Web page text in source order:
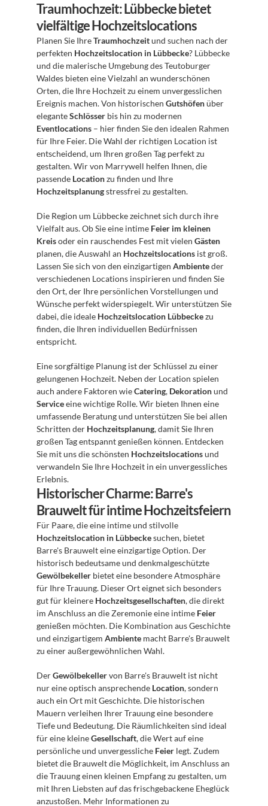
Traumhochzeit: Lübbecke bietet
vielfältige Hochzeitslocations
Planen Sie Ihre Traumhochzeit und suchen nach der
perfekten Hochzeitslocation in Lübbecke? Lübbecke
und die malerische Umgebung des Teutoburger
Waldes bieten eine Vielzahl an wunderschönen
Orten, die Ihre Hochzeit zu einem unvergesslichen
Ereignis machen. Von historischen Gutshöfen über
elegante Schlösser
Eventlocations – hier finden Sie den idealen Rahmen
für Ihre Feier. Die Wahl der richtigen Location ist
entscheidend, um Ihren großen Tag perfekt zu
gestalten. Wir von Marrywell helfen Ihnen, die
passende Location
Hochzeitsplanung stressfrei zu gestalten.
Die Region um Lübbecke zeichnet sich durch ihre
Vielfalt aus. Ob Sie eine intime Feier im kleinen
Kreis oder ein rauschendes Fest mit vielen Gästen
planen, die Auswahl an Hochzeitslocations ist groß.
Lassen Sie sich von den einzigartigen Ambiente der
verschiedenen Locations inspirieren und finden Sie
den Ort, der Ihre persönlichen Vorstellungen und
Wünsche perfekt widerspiegelt. Wir unterstützen Sie
dabei, die ideale Hochzeitslocation Lübbecke zu
finden, die Ihren individuellen Bedürfnissen
entspricht.
Eine sorgfältige Planung ist der Schlüssel zu einer
gelungenen Hochzeit. Neben der Location spielen
auch andere Faktoren wie Catering, Dekoration
Service eine wichtige Rolle. Wir bieten Ihnen eine
umfassende Beratung und unterstützen Sie bei allen
Schritten der Hochzeitsplanung, damit Sie Ihren
großen Tag entspannt genießen können. Entdecken
Sie mit uns die schönsten Hochzeitslocations und
verwandeln Sie Ihre Hochzeit in ein unvergessliches
Erlebnis.
Historischer Charme: Barre's
Brauwelt für intime Hochzeitsfeiern
Hochzeitslocation in Lübbecke suchen, bietet
Barre's Brauwelt eine einzigartige Option. Der
Gewölbekeller bietet eine besondere Atmosphäre
für Ihre Trauung. Dieser Ort eignet sich besonders
gut für kleinere Hochzeitsgesellschaften, die direkt
im Anschluss an die Zeremonie eine intime Feier
genießen möchten. Die Kombination aus Geschichte
und einzigartigem Ambiente macht Barre's Brauwelt
zu einer außergewöhnlichen Wahl.
Der Gewölbekeller von Barre's Brauwelt ist nicht
nur eine optisch ansprechende Location, sondern
auch ein Ort mit Geschichte. Die historischen
Mauern verleihen Ihrer Trauung eine besondere
Tiefe und Bedeutung. Die Räumlichkeiten sind ideal
für eine kleine Gesellschaft, die Wert auf eine
persönliche und unvergessliche Feier legt. Zudem
bietet die Brauwelt die Möglichkeit, im Anschluss an
die Trauung einen kleinen Empfang zu gestalten, um
mit Ihren Liebsten auf das frischgebackene Eheglück
anzustoßen. Mehr Informationen zu